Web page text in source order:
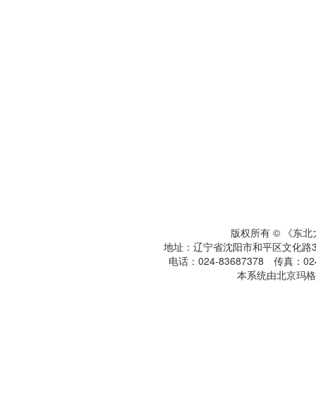
版权所有 © 《东北
地址：辽宁省沈阳市和平区文化
电话：024-83687378 传真：
本系统由北京玛